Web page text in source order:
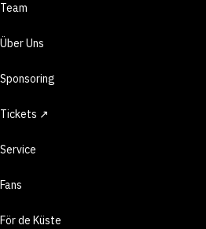
Team
Über Uns
Sponsoring
Tickets ↗
Service
Fans
För de Küste